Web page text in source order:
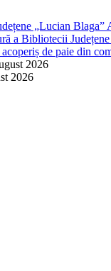
„Lucian Blaga”
a Bibliotecii
de paie din
2026
2026